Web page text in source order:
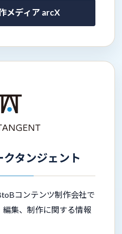
メディア arcX
タンジェント
コンテンツ制作会社で
編集、制作に関する情報